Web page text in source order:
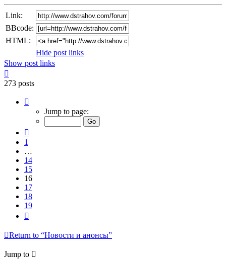
Link:
BBcode:
HTML:
Hide post links
Show post links
273 posts
16
Jump to page:
1
…
14
15
16
17
18
19
Return to “Новости и анонсы”
Jump to